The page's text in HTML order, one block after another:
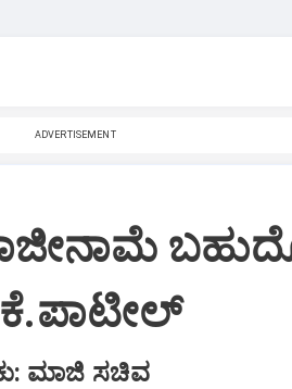
ADVERTISEMENT
ಮಾಜಿ ಸಚಿವ